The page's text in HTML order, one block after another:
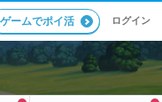
ゲームでポイ活 ログイン